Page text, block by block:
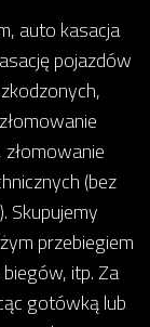
auto kasacja
pojazdów
(bez
Skupujemy
przebiegiem
itp. Za
gotówką lub